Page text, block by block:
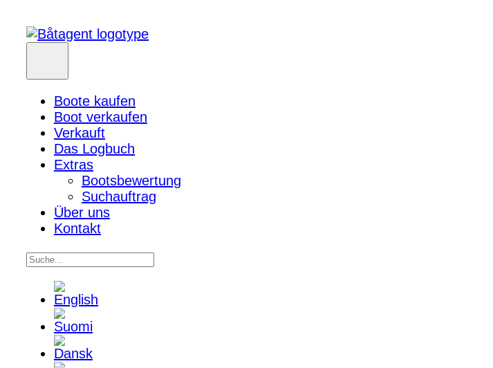
Boote kaufen
Boot verkaufen
Verkauft
Das Logbuch
Extras
Bootsbewertung
Suchauftrag
Über uns
Kontakt